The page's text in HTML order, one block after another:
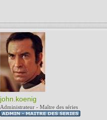
john.koenig
Administrateur - Maître des séries